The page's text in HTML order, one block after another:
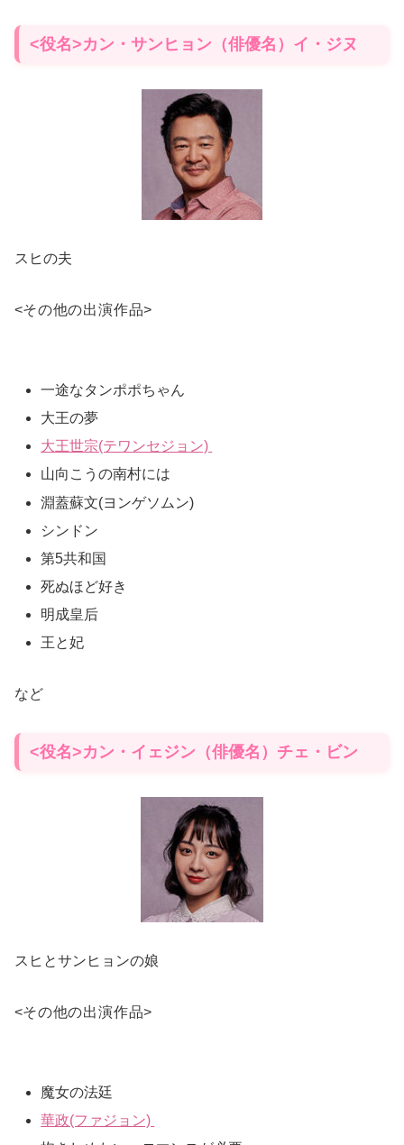
<役名>カン・サンヒョン（俳優名）イ・ジヌ
スヒの夫
<その他の出演作品>
一途なタンポポちゃん
大王の夢
大王世宗(テワンセジョン)
山向こうの南村には
淵蓋蘇文(ヨンゲソムン)
シンドン
第5共和国
死ぬほど好き
明成皇后
王と妃
など
<役名>カン・イェジン（俳優名）チェ・ビン
スヒとサンヒョンの娘
<その他の出演作品>
魔女の法廷
華政(ファジョン)